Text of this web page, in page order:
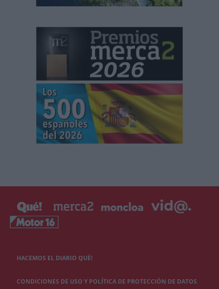
HACEMOS EL DIARIO QUÉ!
CONDICIONES DE USO Y POLÍTICA DE PROTECCIÓN DE DATOS